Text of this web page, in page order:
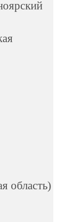
область)